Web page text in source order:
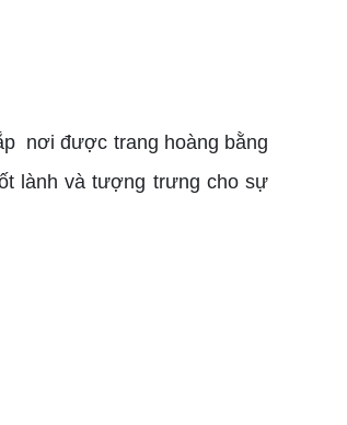
nơi được trang hoàng bằng
lành và tượng trưng cho sự